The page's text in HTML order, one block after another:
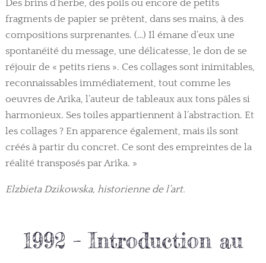
Des brins d’herbe, des poils ou encore de petits
fragments de papier se prêtent, dans ses mains, à des
compositions surprenantes. (…) Il émane d’eux une
spontanéité du message, une délicatesse, le don de se
réjouir de « petits riens ». Ces collages sont inimitables,
reconnaissables immédiatement, tout comme les
oeuvres de Arika, l’auteur de tableaux aux tons pâles si
harmonieux. Ses toiles appartiennent à l’abstraction. Et
les collages ? En apparence également, mais ils sont
créés à partir du concret. Ce sont des empreintes de la
réalité transposés par Arika. »
Elzbieta Dzikowska, historienne de l’art.
1992 – Introduction au